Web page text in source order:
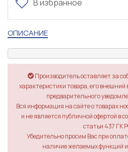
В избранное
ОПИСАНИЕ
Производитель оставляет за
характеристики товара, его внешний
предварительного
Вся информация на сайте о товарах
и не является публичной офертой в
статьи 437 ГК
Убедительно просим Вас при
наличие желаемых функций